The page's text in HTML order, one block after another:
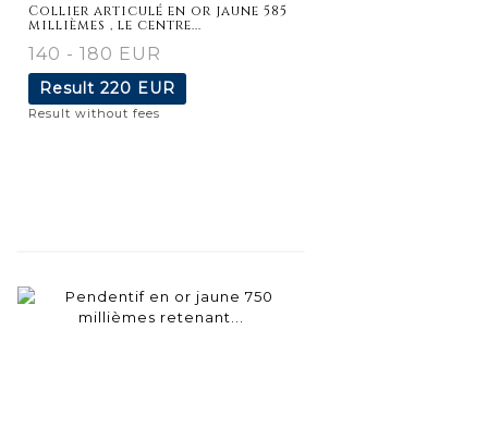
Collier articulé en or jaune 585
millièmes , le centre...
140 - 180 EUR
Result 220 EUR
Result without fees